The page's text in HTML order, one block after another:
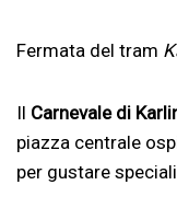
Fermata del tram
Il Carnevale di
piazza centrale
per gustare